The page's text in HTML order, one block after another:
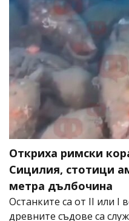
Откриха римски
Сицилия, стотици
метра дълбочина
Останките са от II или I
древните съдове са